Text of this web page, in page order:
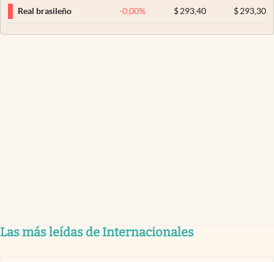
Real brasileño -0,00% $ 293,40 $293,30
Las más leídas de Internacionales